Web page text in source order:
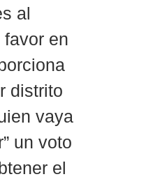
al
en
distrito
vaya
un voto
el